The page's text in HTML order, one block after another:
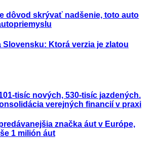
dôvod skrývať nadšenie, toto auto
Slovensku: Ktorá verzia je zlatou
tisíc nových, 530-tisíc jazdených.
verejných financií v praxi
značka áut v Európe,
1 milión áut